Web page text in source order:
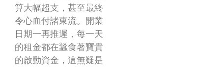
算大幅超支，甚至最終
令心血付諸東流。開業
日期一再推遲，每一天
的租金都在蠶食著寶貴
的啟動資金，這無疑是